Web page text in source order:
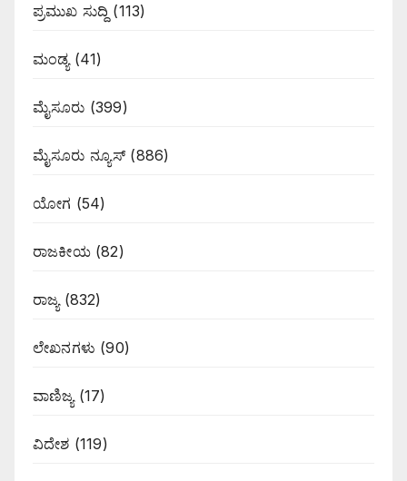
ಪ್ರಮುಖ ಸುದ್ದಿ (113)
ಮಂಡ್ಯ(41)
ಮೈಸೂರು (399)
ಮೈಸೂರು ನ್ಯೂಸ್(886)
ಯೋಗ (54)
ರಾಜಕೀಯ(82)
ರಾಜ್ಯ(832)
ಲೇಖನಗಳು (90)
ವಾಣಿಜ್ಯ(17)
ವಿದೇಶ (119)